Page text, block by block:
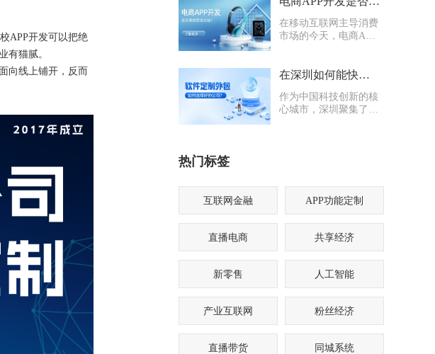
APP开发可以把绝
有猫腻。
向线上铺开，反而
论是初创商户还是成熟
企业，都纷纷布局小程
在移动互联网主导消费
市场的今天，电商APP
体。不少企业在开发电
个两难困境：电商APP
开发是否要多做营销功
在深圳如何能快速找到一家优质的软件定制外包公司
作为中国科技创新的核
心城市，深圳聚集了海
司时，常常陷入“选择
热门标签
互联网金融 APP功能定制
直播电商 共享经济
新零售 人工智能
产业互联网 粉丝经济
直播带货 同城系统